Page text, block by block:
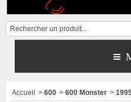
Accueil > 600 > 600 Monster >